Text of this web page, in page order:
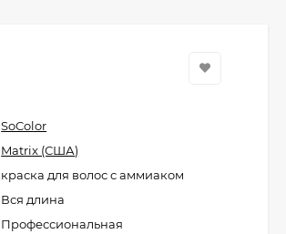
SoColor
Matrix (США)
краска для волос с аммиаком
Вся длина
Профессиональная